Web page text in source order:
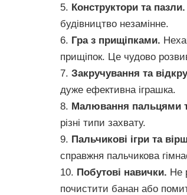
5. Конструктори та пазли.
будівництво незамінне.
6. Гра з прищіпками.
прищіпок. Це чудово
7. Закручування та
дуже ефективна іграшка.
8. Малювання пальцями
різні типи захвату.
9. Пальчикові ігри та
справжня пальчикова
10. Побутові навички. Не
почистити банан або